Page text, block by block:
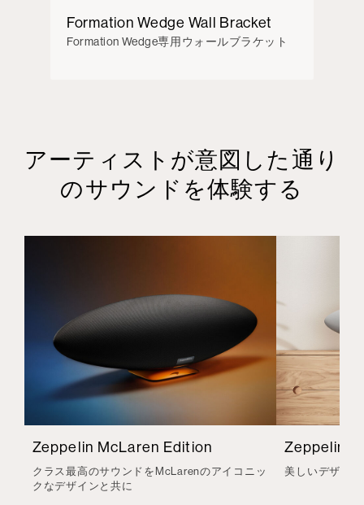
Formation Wedge Wall Bracket
Formation Wedge専用ウォールブラケット
アーティストが意図した通り
のサウンドを体験する
Zeppelin McLaren Edition
クラス最高のサウンドをMcLarenのアイコニッ
クなデザインと共に
Zeppelin
美しいデザイ